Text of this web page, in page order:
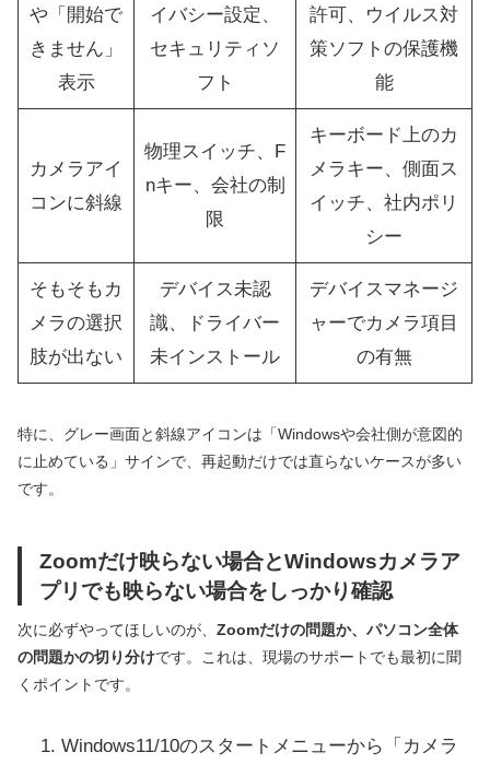
や「開始で
きません」
表示
イバシー設定、
セキュリティソ
フト
許可、ウイルス対
策ソフトの保護機
能
カメラアイ
コンに斜線
物理スイッチ、F
nキー、会社の制
限
キーボード上のカ
メラキー、側面ス
イッチ、社内ポリ
シー
そもそもカ
メラの選択
肢が出ない
デバイス未認
識、ドライバー
未インストール
デバイスマネージ
ャーでカメラ項目
の有無
特に、グレー画面と斜線アイコンは「Windowsや会社側が意図的
に止めている」サインで、再起動だけでは直らないケースが多い
です。
Zoomだけ映らない場合とWindowsカメラア
プリでも映らない場合をしっかり確認
次に必ずやってほしいのが、 Zoomだけの問題か、パソコン全体
の問題かの切り分けです。これは、現場のサポートでも最初に聞
くポイントです。
Windows11/10のスタートメニューから「カメラ